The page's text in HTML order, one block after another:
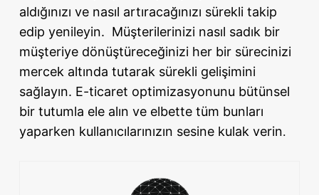
aldığınızı ve nasıl artıracağınızı sürekli takip
edip yenileyin. Müşterilerinizi nasıl sadık bir
müşteriye dönüştüreceğinizi her bir sürecinizi
mercek altında tutarak sürekli gelişimini
sağlayın. E-ticaret optimizasyonunu bütünsel
bir tutumla ele alın ve elbette tüm bunları
yaparken kullanıcılarınızın sesine kulak verin.